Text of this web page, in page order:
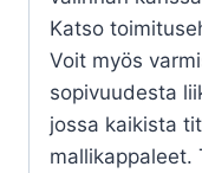
Katso
Voit myös
sopivuudesta
jossa kaikista
mallikappaleet.